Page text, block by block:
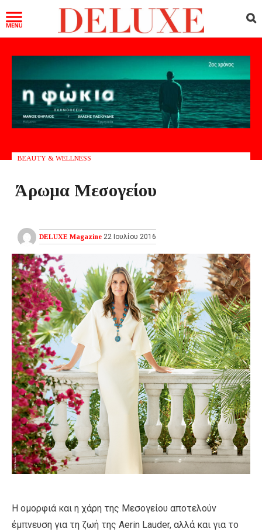
BEAUTY & WELLNESS
Άρωμα Μεσογείου
DELUXE Magazine 22 Ιουλίου 2016
Η ομορφιά και η χάρη της Μεσογείου αποτελούν
έμπνευση για τη ζωή της Aerin Lauder, αλλά και για το